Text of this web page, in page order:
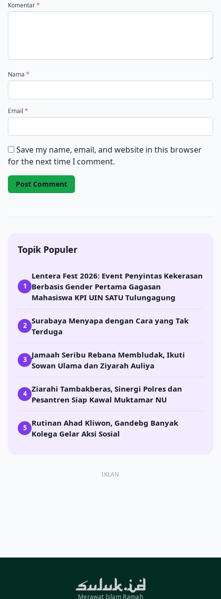
Komentar*
Nama *
Email *
Save my name, email, and website in this browser
for the next time I comment.
Topik Populer
1
Lentera Fest 2026: Event Penyintas Kekerasan
Berbasis Gender Pertama Gagasan
Mahasiswa KPI UIN SATU Tulungagung
2
Surabaya Menyapa dengan Cara yang Tak
Terduga
3
Jamaah Seribu Rebana Membludak, Ikuti
Sowan Ulama dan Ziyarah Auliya
4
Ziarahi Tambakberas, Sinergi Polres dan
Pesantren Siap Kawal Muktamar NU
5
Rutinan Ahad Kliwon, Gandebg Banyak
Kolega Gelar Aksi Sosial
IKLAN
Merawat Islam Ramah